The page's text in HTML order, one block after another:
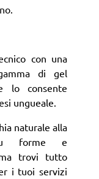
con una
di gel
lo consente
ungueale.
naturale alla
su forme e
trovi tutto
i tuoi servizi